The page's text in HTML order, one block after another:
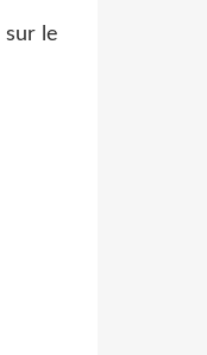
sur le